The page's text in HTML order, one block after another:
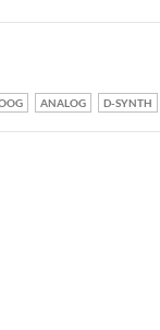
ANALOG D-SYNTH